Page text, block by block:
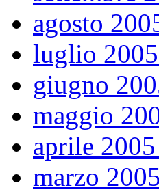
agosto
luglio
giugno
maggio
aprile
marzo